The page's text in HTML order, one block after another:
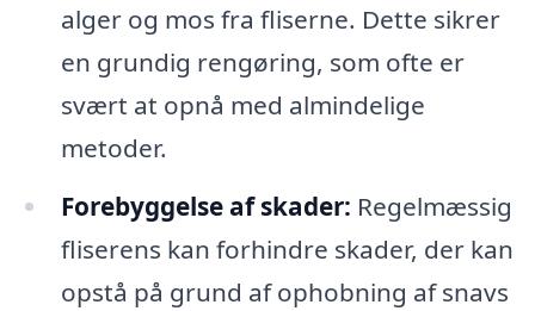
alger og mos fra fliserne. Dette sikrer
en grundig rengøring, som ofte er
svært at opnå med almindelige
metoder.
Forebyggelse af skader: Regelmæssig
fliserens kan forhindre skader, der kan
opstå på grund af ophobning af snavs